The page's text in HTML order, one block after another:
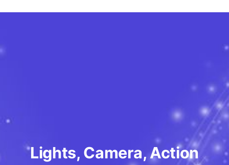
Lights, Camera, Action